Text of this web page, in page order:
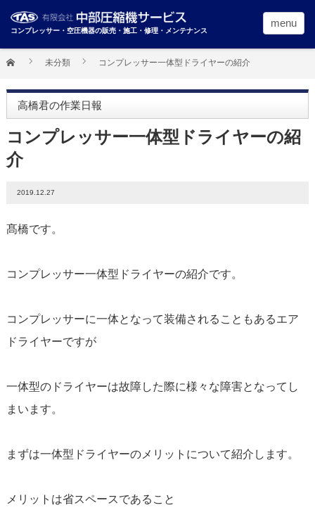
コンプレッサー・空圧機器の販売・施工・修理・メンテナンス
menu
未分類 コンプレッサー一体型ドライヤーの紹介
高橋君の作業日報
コンプレッサー一体型ドライヤーの紹
介
2019.12.27
髙橋です。
コンプレッサー一体型ドライヤーの紹介です。
コンプレッサーに一体となって装備されることもあるエア
ドライヤーですが
一体型のドライヤーは故障した際に様々な障害となってし
まいます。
まずは一体型ドライヤーのメリットについて紹介します。
メリットは省スペースであること